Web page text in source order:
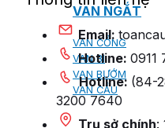
VAN NGẮT
VAN CỔNG
VAN BI
VAN BƯỚM
VAN CẦU
Email:
Hotline: 0911
Hotline: (84-
3200 7640
Trụ sở chính: